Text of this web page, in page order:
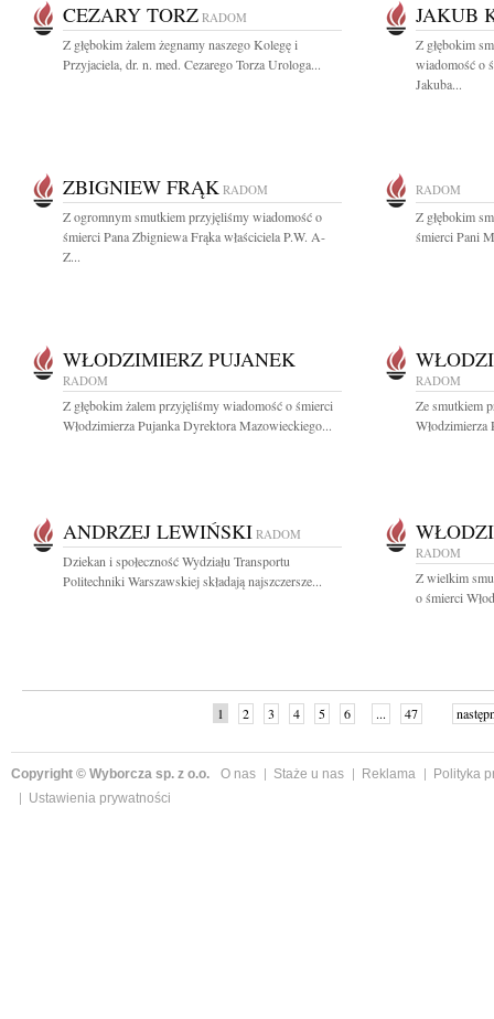
CEZARY TORZ RADOM
Z głębokim żalem żegnamy naszego Kole­gę i
Przyjaciela, dr. n. med. Cezarego Torza Urologa...
JAKUB
Z głębokim
wiadomość o
Jakuba...
ZBIGNIEW FRĄK RADOM
Z ogromnym smutkiem przyjęliśmy wiadomość o
śmierci Pana Zbigniewa Frąka właściciela P.W. A-
Z...
RADOM
Z głębokim
śmierci Pani
WŁODZIMIERZ PUJANEK
RADOM
Z głębokim żalem przyjęliśmy wiadomość o śmierci
Włodzimierza Pujanka Dyrektora Mazowieckiego...
RADOM
Ze smutkiem
ANDRZEJ LEWIŃSKI RADOM
Dziekan i społeczność Wydziału Transportu
Politechniki Warszawskiej składają najszczersze...
RADOM
Z wielkim
o śmierci
1 2 3 4 5 6 ... 47
Copyright © Wyborcza sp. z o.o. O nas Staże u nas Reklama
Polityka
Ustawienia prywatności